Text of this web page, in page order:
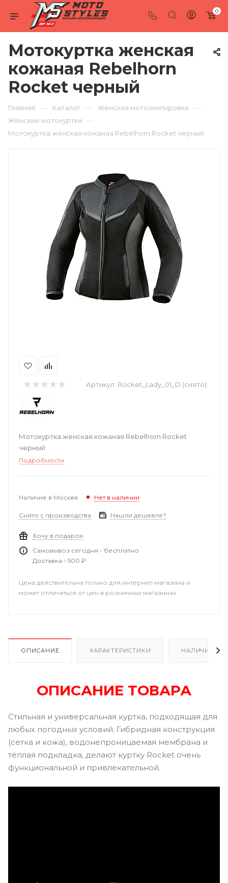
0
Мотокуртка женская
кожаная Rebelhorn
Rocket черный
Главная — Каталог — Женская мотоэкипировка —
Женские мотокуртки —
Мотокуртка женская кожаная Rebelhorn Rocket черный
Артикул: Rocket_Lady_01_D (снято)
Мотокуртка женская кожаная Rebelhorn Rocket
черный
Подробности
Наличие в Москве Нет в наличии
Снято с производства Нашли дешевле?
Хочу в подарок
Самовывоз сегодня - бесплатно
Доставка - 500 ₽
Цена действительна только для интернет-магазина и
может отличаться от цен в розничных магазинах
ОПИСАНИЕ ХАРАКТЕРИСТИКИ НАЛИЧИЕ
ОПИСАНИЕ ТОВАРА
Стильная и универсальная куртка, подходящая для
любых погодных условий. Гибридная конструкция
(сетка и кожа), водонепроницаемая мембрана и
тёплая подкладка, делают куртку Rocket очень
функциональной и привлекательной.